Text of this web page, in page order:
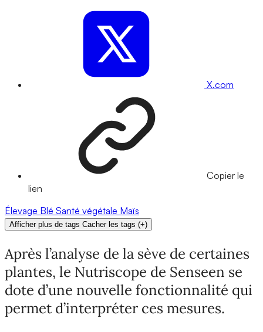
X.com
Copier le
lien
Élevage Blé Santé végétale Maïs
Afficher plus de tags Cacher les tags (+)
Après l’analyse de la sève de certaines
plantes, le Nutriscope de Senseen se
dote d’une nouvelle fonctionnalité qui
permet d’interpréter ces mesures.